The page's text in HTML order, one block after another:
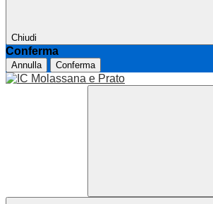
Chiudi
Conferma
Annulla Conferma